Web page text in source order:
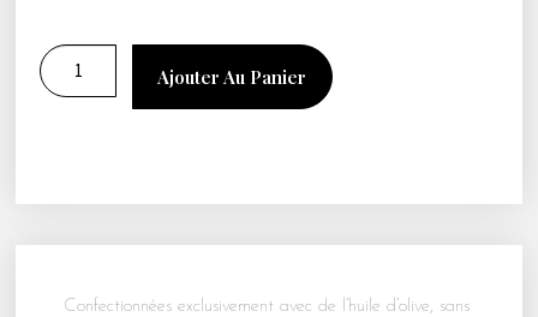
Ajouter Au Panier
Confectionnées exclusivement avec de l’huile d’olive, sans